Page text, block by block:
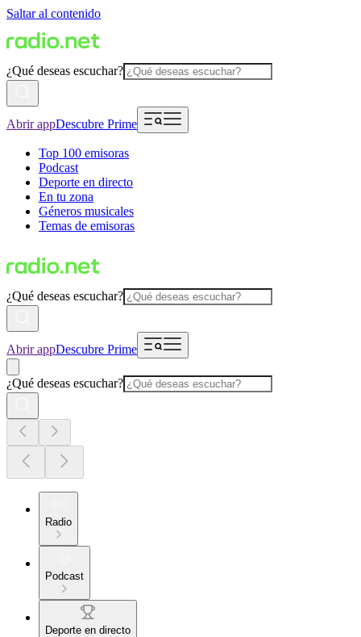
Saltar al contenido
¿Qué deseas escuchar?
Abrir appDescubre Prime
Top 100 emisoras
Podcast
Deporte en directo
En tu zona
Géneros musicales
Temas de emisoras
¿Qué deseas escuchar?
Abrir appDescubre Prime
¿Qué deseas escuchar?
Radio
Podcast
Deporte en directo